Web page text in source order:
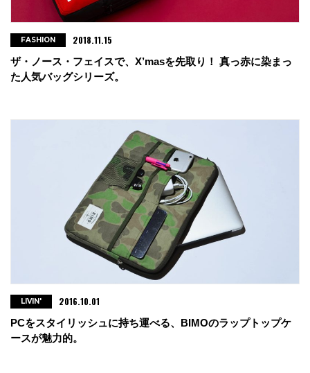
ザ・ノース・フェイスで、X’masを先取り！ 真っ赤に染まっ
た人気バッグシリーズ。
FASHION 2018.11.15
PCをスタイリッシュに持ち運べる、BIMOのラップトップケ
ースが魅力的。
LIVIN' 2016.10.01